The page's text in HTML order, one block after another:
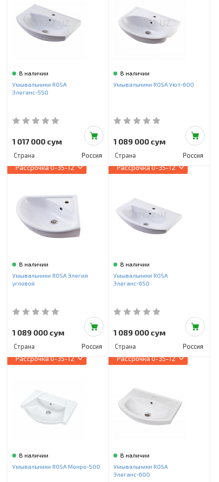
В наличии
Умывальники ROSA
Элеганс-550
1 017 000 сум
Страна Россия
В наличии
Умывальники ROSA Уют-600
1 089 000 сум
Страна Россия
Рассрочка0-35-12
В наличии
Умывальники ROSA Элегия
угловой
1 089 000 сум
Страна Россия
Рассрочка0-35-12
В наличии
Умывальники ROSA
Элеганс-650
1 089 000 сум
Страна Россия
Рассрочка0-35-12
В наличии
Умывальники ROSA Монро-500
Рассрочка0-35-12
В наличии
Умывальники ROSA
Элеганс-600